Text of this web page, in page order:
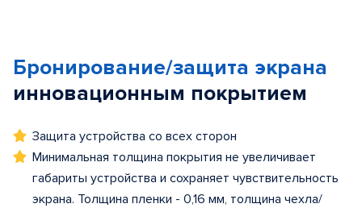
Бронирование/защита экрана
инновационным покрытием
Защита устройства со всех сторон
Минимальная толщина покрытия не увеличивает
габариты устройства и сохраняет чувствительность
экрана. Толщина пленки - 0,16 мм, толщина чехла/